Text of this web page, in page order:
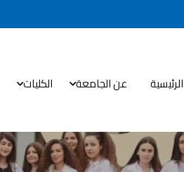
الرئيسية عن الجامعة الكليات